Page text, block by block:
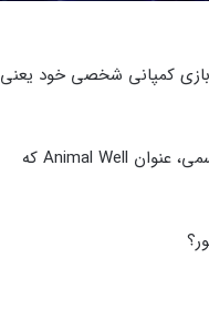
بازی کمپانی شخصی خود یعنی
شرکت Bigmode که با هدف انتشار آثار مستقل به بازاز تاسیس شده است، طبق اعلام رسمی، عنوان Animal Well که